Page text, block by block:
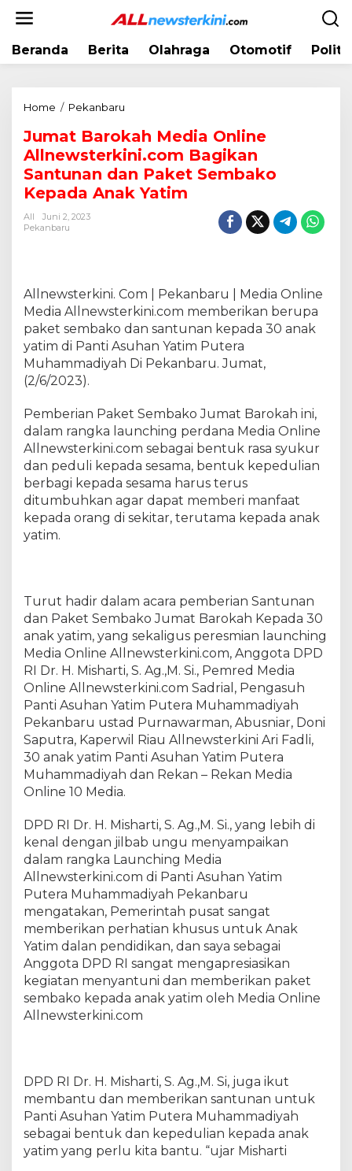
Beranda Berita Olahraga Otomotif
Home / Pekanbaru
m
a
t
B
a
M
e
d
i
a
i
n
e
A
l
l
n
k
i
n
i
.
c
o
m
B
a
n
S
a
n
t
u
n
a
d
a
n
e
t
S
e
m
Jumat Barokah Media Online
Allnewsterkini.com Bagikan
Santunan dan Paket Sembako
Kepada Anak Yatim
All
Juni 2, 2023
Pekanbaru
Allnewsterkini. Com | Pekanbaru | Media Online
Media Allnewsterkini.com memberikan berupa
paket sembako dan santunan kepada 30 anak
yatim di Panti Asuhan Yatim Putera
Muhammadiyah Di Pekanbaru. Jumat,
(2/6/2023).
Pemberian Paket Sembako Jumat Barokah ini,
dalam rangka launching perdana Media Online
Allnewsterkini.com sebagai bentuk rasa syukur
dan peduli kepada sesama, bentuk kepedulian
berbagi kepada sesama harus terus
ditumbuhkan agar dapat memberi manfaat
kepada orang di sekitar, terutama kepada anak
yatim.
Turut hadir dalam acara pemberian Santunan
dan Paket Sembako Jumat Barokah Kepada 30
anak yatim, yang sekaligus peresmian launching
Media Online Allnewsterkini.com, Anggota DPD
RI Dr. H. Misharti, S. Ag.,M. Si., Pemred Media
Online Allnewsterkini.com Sadrial, Pengasuh
Panti Asuhan Yatim Putera Muhammadiyah
Pekanbaru ustad Purnawarman, Abusniar, Doni
Saputra, Kaperwil Riau Allnewsterkini Ari Fadli,
30 anak yatim Panti Asuhan Yatim Putera
Muhammadiyah dan Rekan – Rekan Media
Online 10 Media.
DPD RI Dr. H. Misharti, S. Ag.,M. Si., yang lebih di
kenal dengan jilbab ungu menyampaikan
dalam rangka Launching Media
Allnewsterkini.com di Panti Asuhan Yatim
Putera Muhammadiyah Pekanbaru
mengatakan, Pemerintah pusat sangat
memberikan perhatian khusus untuk Anak
Yatim dalan pendidikan, dan saya sebagai
Anggota DPD RI sangat mengapresiasikan
kegiatan menyantuni dan memberikan paket
sembako kepada anak yatim oleh Media Online
Allnewsterkini.com
DPD RI Dr. H. Misharti, S. Ag.,M. Si, juga ikut
membantu dan memberikan santunan untuk
Panti Asuhan Yatim Putera Muhammadiyah
sebagai bentuk dan kepedulian kepada anak
yatim yang perlu kita bantu. “ujar Misharti